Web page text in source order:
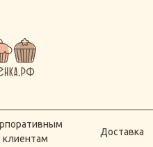
клиентам
Доставка